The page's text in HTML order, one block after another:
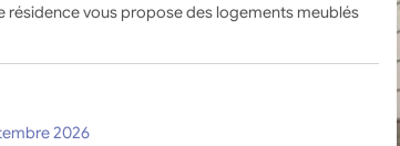
résidence vous propose des logements meublés
2026